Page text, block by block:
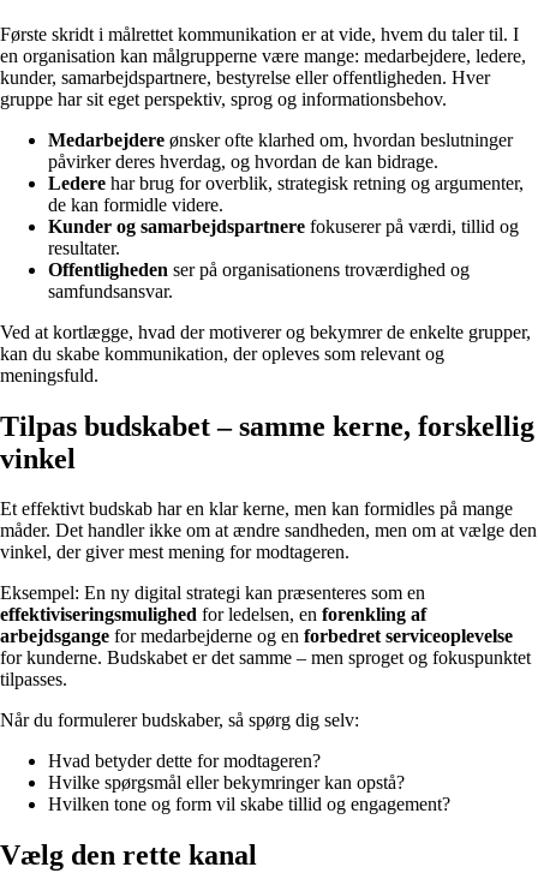
Første skridt i målrettet kommunikation er at vide, hvem du taler til. I
en organisation kan målgrupperne være mange: medarbejdere, ledere,
kunder, samarbejdspartnere, bestyrelse eller offentligheden. Hver
gruppe har sit eget perspektiv, sprog og informationsbehov.
Medarbejdere ønsker ofte klarhed om, hvordan beslutninger
påvirker deres hverdag, og hvordan de kan bidrage.
Ledere har brug for overblik, strategisk retning og argumenter,
de kan formidle videre.
Kunder og samarbejdspartnere fokuserer på værdi, tillid og
resultater.
Offentligheden ser på organisationens troværdighed og
samfundsansvar.
Ved at kortlægge, hvad der motiverer og bekymrer de enkelte grupper,
kan du skabe kommunikation, der opleves som relevant og
meningsfuld.
Tilpas budskabet – samme kerne, forskellig
vinkel
Et effektivt budskab har en klar kerne, men kan formidles på mange
måder. Det handler ikke om at ændre sandheden, men om at vælge den
vinkel, der giver mest mening for modtageren.
Eksempel: En ny digital strategi kan præsenteres som en
effektiviseringsmulighed for ledelsen, en forenkling af
arbejdsgange for medarbejderne og en forbedret serviceoplevelse
for kunderne. Budskabet er det samme – men sproget og fokuspunktet
tilpasses.
Når du formulerer budskaber, så spørg dig selv:
Hvad betyder dette for modtageren?
Hvilke spørgsmål eller bekymringer kan opstå?
Hvilken tone og form vil skabe tillid og engagement?
Vælg den rette kanal